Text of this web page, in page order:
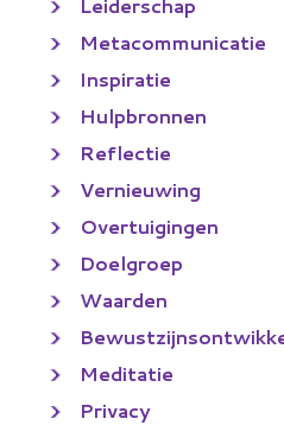
Metacommunicatie
Inspiratie
Hulpbronnen
Reflectie
Vernieuwing
Overtuigingen
Doelgroep
Waarden
Meditatie
Privacy